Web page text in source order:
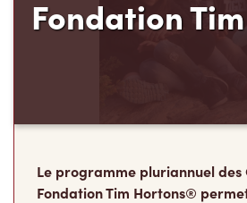
Fondation
Le programme pluriannuel des
Fondation Tim Hortons®